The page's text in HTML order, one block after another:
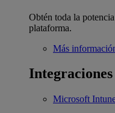
Obtén toda la
plataforma.
Más
Microsoft